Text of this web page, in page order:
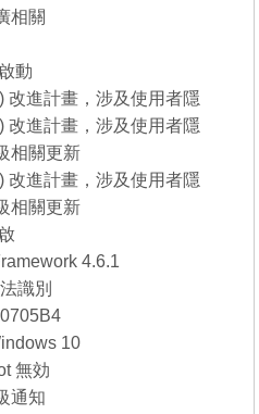
相關
動
改進計畫，涉及使用者隱
改進計畫，涉及使用者隱
相關更新
改進計畫，涉及使用者隱
相關更新
4.6.1
識別
10
無効
通知